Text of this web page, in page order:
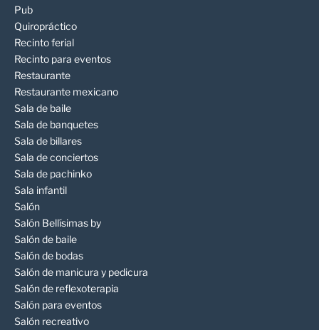
Pub
Quiropráctico
Recinto ferial
Recinto para eventos
Restaurante
Restaurante mexicano
Sala de baile
Sala de banquetes
Sala de billares
Sala de conciertos
Sala de pachinko
Sala infantil
Salón
Salón Bellísimas by
Salón de baile
Salón de bodas
Salón de manicura y pedicura
Salón de reflexoterapia
Salón para eventos
Salón recreativo